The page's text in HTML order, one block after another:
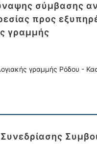
σύμβασης
προς
γραμμής
γραμμής Ρόδου -